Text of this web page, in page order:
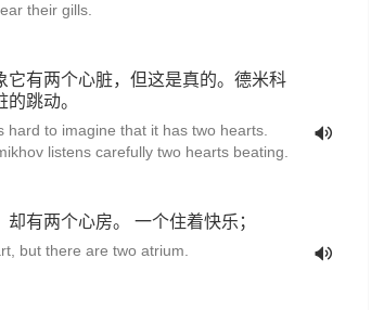
their gills.
它有两个心脏，但这是真的。德米科
跳动。
hard to imagine that it has two hearts.
listens carefully two hearts beating.
有两个心房。 一个住着快乐；
but there are two atrium.